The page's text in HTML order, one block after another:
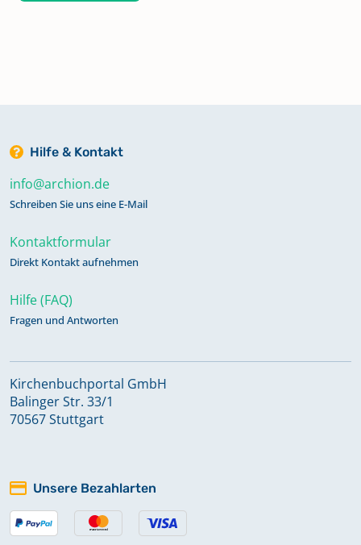
Hilfe & Kontakt
info@archion.de
Schreiben Sie uns eine E-Mail
Kontaktformular
Direkt Kontakt aufnehmen
Hilfe (FAQ)
Fragen und Antworten
Kirchenbuchportal GmbH
Balinger Str. 33/1
70567 Stuttgart
Unsere Bezahlarten